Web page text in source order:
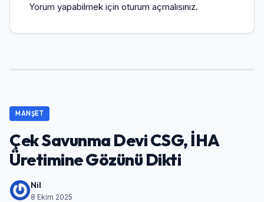
Yorum yapabilmek için oturum açmalısınız.
MANŞET
Çek Savunma Devi CSG, İHA
Üretimine Gözünü Dikti
Nil
8 Ekim 2025